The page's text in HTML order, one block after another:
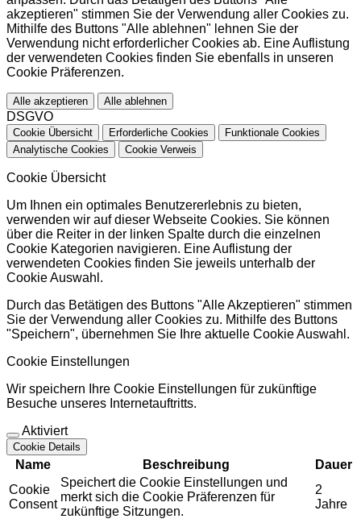
akzeptieren" stimmen Sie der Verwendung aller Cookies zu.
Mithilfe des Buttons "Alle ablehnen" lehnen Sie der
Verwendung nicht erforderlicher Cookies ab. Eine Auflistung
der verwendeten Cookies finden Sie ebenfalls in unseren
Cookie Präferenzen.
Alle akzeptieren Alle ablehnen
DSGVO
Cookie Übersicht Erforderliche Cookies
Funktionale Cookies
Analytische Cookies
Cookie Verweis
Cookie Übersicht
Um Ihnen ein optimales Benutzererlebnis zu bieten,
verwenden wir auf dieser Webseite Cookies. Sie können
über die Reiter in der linken Spalte durch die einzelnen
Cookie Kategorien navigieren. Eine Auflistung der
verwendeten Cookies finden Sie jeweils unterhalb der
Cookie Auswahl.
Durch das Betätigen des Buttons "Alle Akzeptieren" stimmen
Sie der Verwendung aller Cookies zu. Mithilfe des Buttons
"Speichern", übernehmen Sie Ihre aktuelle Cookie Auswahl.
Cookie Einstellungen
Wir speichern Ihre Cookie Einstellungen für zukünftige
Besuche unseres Internetauftritts.
Aktiviert
Cookie Details
Name Beschreibung
Dauer
Cookie
Consent
Speichert die Cookie Einstellungen und
merkt sich die Cookie Präferenzen für
zukünftige Sitzungen.
2
Jahre